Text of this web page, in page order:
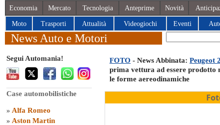
Economia Mercato Tecnologia Anteprime Novità
Moto Trasporti Attualità Videogiochi Eventi
News Auto e Motori
Segui Automania!
Case automobilistiche
» Alfa Romeo
» Aston Martin
FOTO - News Abbinata: Peugeot
prima vettura ad essere prodotto
le forme aereodinamiche